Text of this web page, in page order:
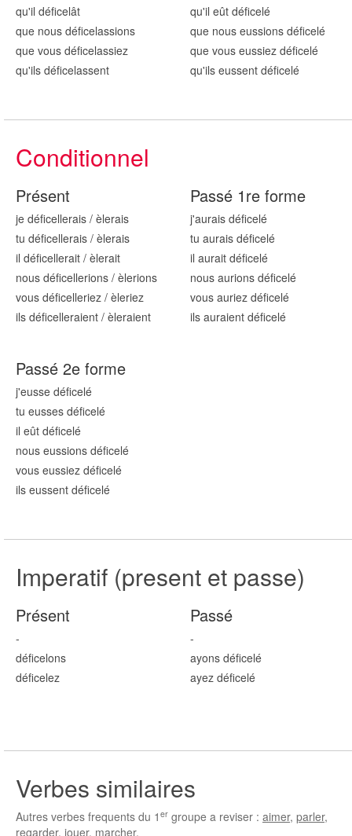
qu'il déficelât
que nous déficelassions
que vous déficelassiez
qu'ils déficelassent
qu'il eût déficelé
que nous eussions déficelé
que vous eussiez déficelé
qu'ils eussent déficelé
Conditionnel
Présent
je déficellerais / èlerais
tu déficellerais / èlerais
il déficellerait / èlerait
nous déficellerions / èlerions
vous déficelleriez / èleriez
ils déficelleraient / èleraient
Passé 1re forme
j'aurais déficelé
tu aurais déficelé
il aurait déficelé
nous aurions déficelé
vous auriez déficelé
ils auraient déficelé
Passé 2e forme
j'eusse déficelé
tu eusses déficelé
il eût déficelé
nous eussions déficelé
vous eussiez déficelé
ils eussent déficelé
Imperatif (present et passe)
Présent
-
déficelons
déficelez
Passé
-
ayons déficelé
ayez déficelé
Verbes similaires
Autres verbes frequents du 1 er groupe a reviser : aimer, parler,
regarder, jouer, marcher.